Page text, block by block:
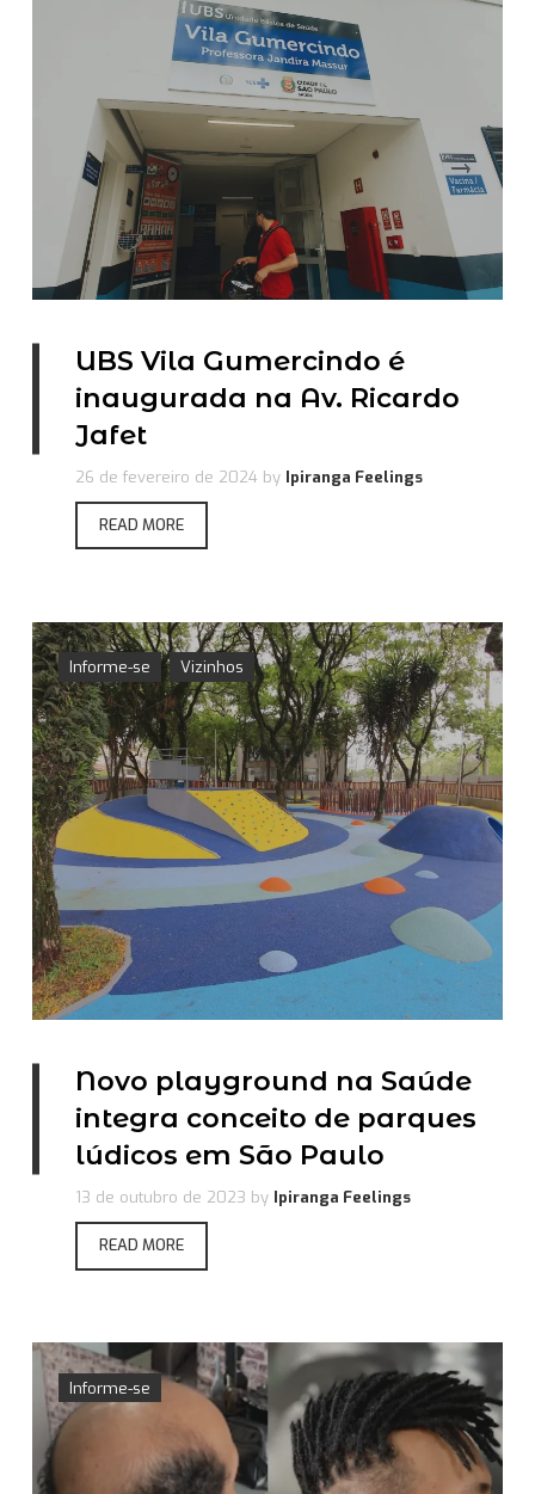
UBS Vila Gumercindo é
inaugurada na Av. Ricardo
Jafet
26 de fevereiro de 2024 by Ipiranga Feelings
READ MORE
Informe-se Vizinhos
Novo playground na Saúde
integra conceito de parques
lúdicos em São Paulo
13 de outubro de 2023 by Ipiranga Feelings
READ MORE
Informe-se